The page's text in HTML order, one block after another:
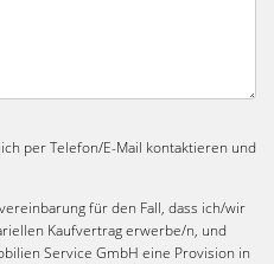
per Telefon/E-Mail kontaktieren und
für den Fall, dass ich/wir
Kaufvertrag erwerbe/n, und
Service GmbH eine Provision in